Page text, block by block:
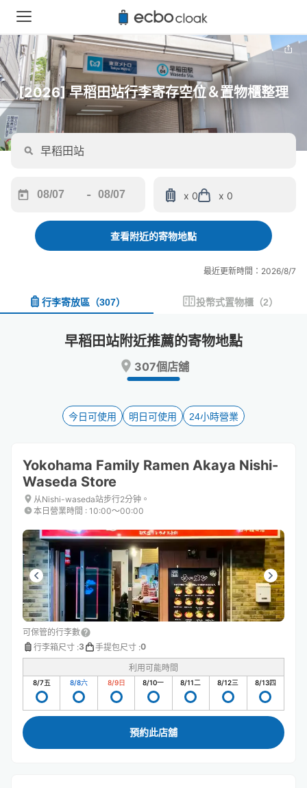
[2026] 早稻田站行李寄存空位＆置物櫃整理
forward
interact
and
keyboard
shortcuts
for
changing
-
backward
interact
and
a
date.
Press
key
to
keyboard
shortcuts
for
changing
x 0 x 0
查看附近的寄物地點
最近更新時間：2026/8/7
行李寄放區 （307） 投幣式置物櫃 （2）
早稻田站附近推薦的寄物地點
307個店舖
今日可使用 明日可使用 24小時營業
Yokohama Family Ramen Akaya Nishi-
Waseda Store
从Nishi-waseda站步行2分钟。
本日營業時間 : 10:00〜00:00
可保管的行李數
行李箱尺寸 :3 手提包尺寸 :0
利用可能時間
8/7五 8/8六 8/9日 8/10一 8/11二 8/12三 8/13四
預約此店舖